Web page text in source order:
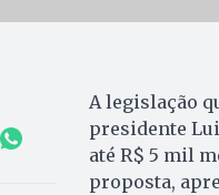
A legislação
presidente
até R$ 5 mil
proposta,